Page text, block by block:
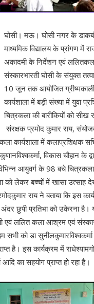
घोसी। मऊ। घोसी नगर के
माध्यमिक विद्यालय के प्रांगण में
अकादमी के निर्देशन एवं
संस्कारभारती घोसी के संयुक्त
10 जून तक आयोजित
कार्यशाला में बड़ी संख्या में युवा
चित्रकला की बारीकियों को सीख
संरक्षक प्रमोद कुमार राय,
कार्यशाला में कलाप्रशिक्षक
विकास चौहान के
आयुवर्ग के 98 बचे चित्रकला
को लेकर बच्चों में खासा उत्साह
राय ने बताया कि इस
छुपी प्रतिभा को उकेरना है।
एवं ललित कला आश्रम एवं
को डा सुनीलकुमारविश्वकर्मा
है। इस कार्यक्रम में
आदि का सहयोग प्राप्त हो रहा है।